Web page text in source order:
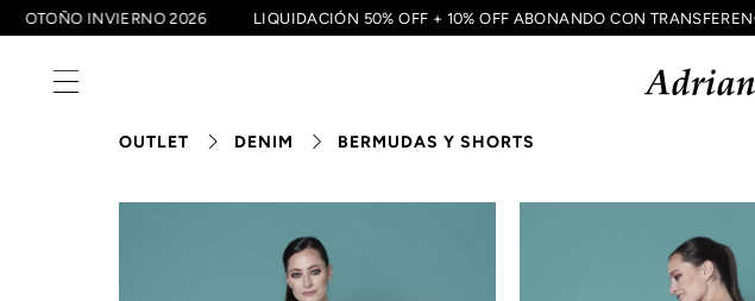
OTOÑO INVIERNO 2026 LIQUIDACIÓN 50% OFF + 10% OFF ABONANDO CON
OUTLET DENIM BERMUDAS Y SHORTS